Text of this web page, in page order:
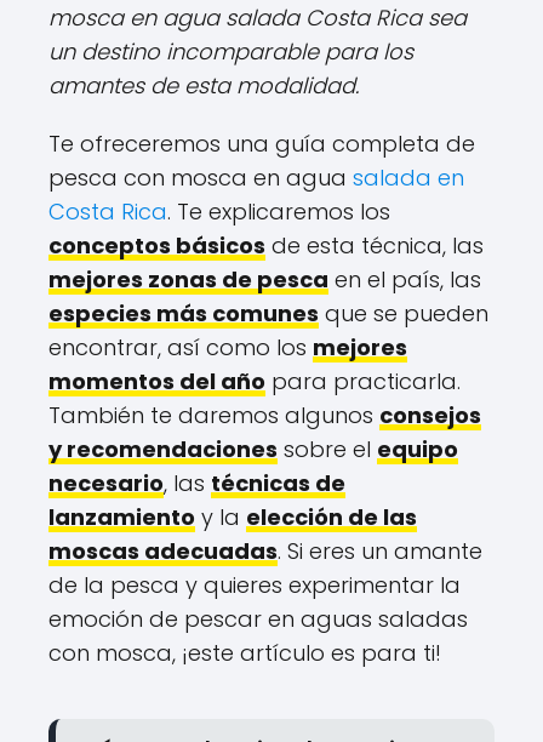
mosca en agua salada Costa Rica sea
un destino incomparable para los
amantes de esta modalidad.
Te ofreceremos una guía completa de
pesca con mosca en agua salada en
Costa Rica. Te explicaremos los
conceptos básicos de esta técnica, las
mejores zonas de pesca en el país, las
especies más comunes que se pueden
encontrar, así como los mejores
momentos del año para practicarla.
También te daremos algunos consejos
y recomendaciones sobre el equipo
necesario, las técnicas de
lanzamiento y la elección de las
moscas adecuadas. Si eres un amante
de la pesca y quieres experimentar la
emoción de pescar en aguas saladas
con mosca, ¡este artículo es para ti!